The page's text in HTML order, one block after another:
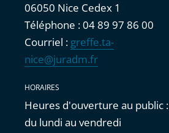
06050 Nice Cedex 1
Téléphone : 04 89 97 86 00
Courriel : greffe.ta-
nice@juradm.fr
HORAIRES
Heures d'ouverture au public :
du lundi au vendredi